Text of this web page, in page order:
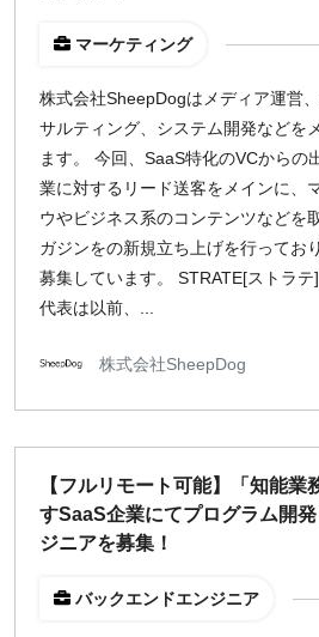
マーケティング
株式会社SheepDogはメディア運営
サルティング、システム開発などを
ます。 今回、SaaS特化のVCからの
業に対するリード送客をメインに、
ウやビジネス系のコンテンツなどを
ガジンをの新規立ち上げを行ってお
募集しています。 STRATE[ストラ
代表は以前、...
株式会社SheepDog
【フルリモート可能】「知能業
すSaaS企業にてプログラム開
ジニアを募集！
バックエンドエンジニア